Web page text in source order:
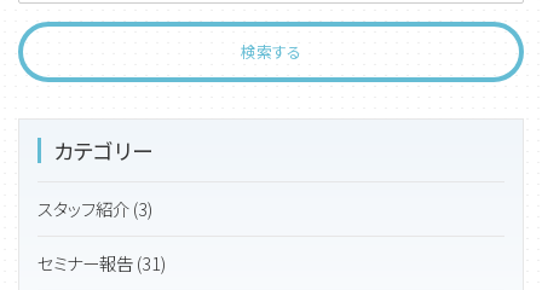
カテゴリー
スタッフ紹介 (3)
セミナー報告 (31)